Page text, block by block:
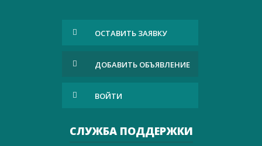
ОСТАВИТЬ ЗАЯВКУ
ДОБАВИТЬ ОБЪЯВЛЕНИЕ
ВОЙТИ
СЛУЖБА ПОДДЕРЖКИ